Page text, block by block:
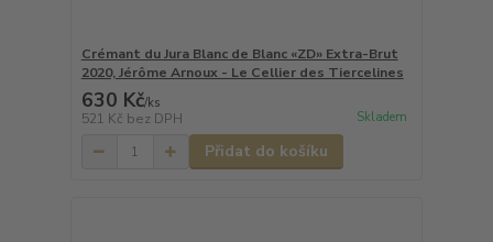
Crémant du Jura Blanc de Blanc «ZD» Extra-Brut
2020, Jérôme Arnoux - Le Cellier des Tiercelines
630 Kč/ks
521 Kč bez DPH Skladem
Přidat do košíku